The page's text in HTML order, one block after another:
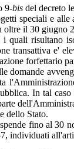
9-bis del decreto
speciali e
oltre il 30 giugno
risultano
transattiva e'
forfettario
domande
In tal
dello Stato.
fino al 30
individuati